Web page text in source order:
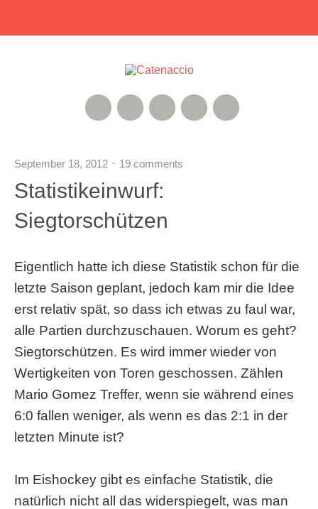
Twitter
Google+
Instagram
Xing
RSS Feed
September 18, 2012 19 comments
Statistikeinwurf:
Siegtorschützen
Eigentlich hatte ich diese Statistik schon für die
letzte Saison geplant, jedoch kam mir die Idee
erst relativ spät, so dass ich etwas zu faul war,
alle Partien durchzuschauen. Worum es geht?
Siegtorschützen. Es wird immer wieder von
Wertigkeiten von Toren geschossen. Zählen
Mario Gomez Treffer, wenn sie während eines
6:0 fallen weniger, als wenn es das 2:1 in der
letzten Minute ist?
Im Eishockey gibt es einfache Statistik, die
natürlich nicht all das widerspiegelt, was man